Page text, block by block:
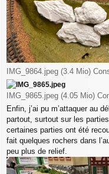
IMG_9864.jpeg (3.4 Mio)
IMG_9865.jpeg (4.05 Mio)
Enfin, j’ai pu m’attaquer au
partout, surtout sur les
certaines parties ont été
fait quelques rochers dans
peu plus de relief.